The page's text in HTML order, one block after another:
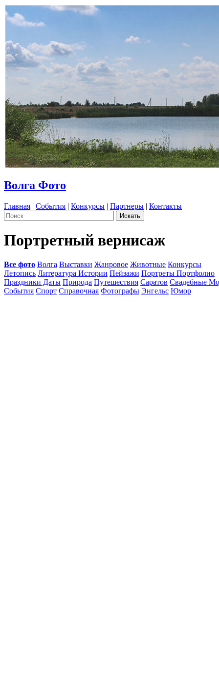
Волга Фото
Главная | События | Конкурсы | Партнеры | Контакты
Портретный вернисаж
Все фото Волга Выставки Жанровое Животные Конкурсы
Летопись Литература Истории Пейзажи Портреты Портфолио
Праздники Даты Природа Путешествия Саратов Свадебные
События Спорт Справочная Фотографы Энгельс Юмор